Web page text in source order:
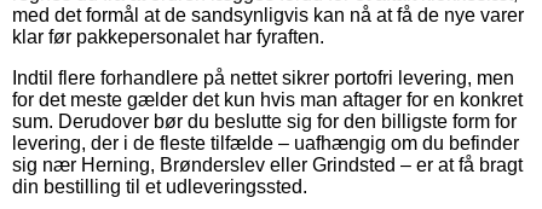
med det formål at de sandsynligvis kan nå at få de nye varer
klar før pakkepersonalet har fyraften.
Indtil flere forhandlere på nettet sikrer portofri levering, men
for det meste gælder det kun hvis man aftager for en konkret
sum. Derudover bør du beslutte sig for den billigste form for
levering, der i de fleste tilfælde – uafhængig om du befinder
sig nær Herning, Brønderslev eller Grindsted – er at få bragt
din bestilling til et udleveringssted.